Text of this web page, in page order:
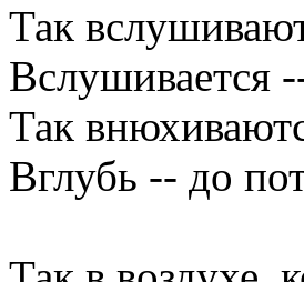
Так
Вслушивается
Так
Вглубь -- до